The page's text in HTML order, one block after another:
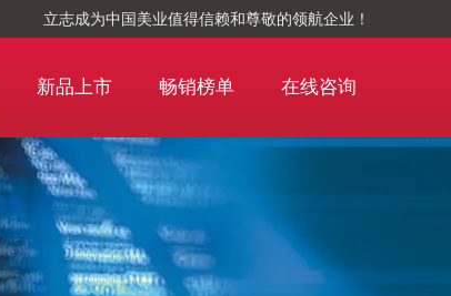
立志成为中国美业值得信赖和尊敬的领航企业！
新品上市 畅销榜单 在线咨询